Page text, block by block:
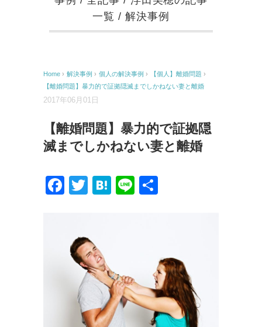
一覧 / 解決事例
Home › 解決事例 › 個人の解決事例 › 【個人】離婚問題 ›
【離婚問題】暴力的で証拠隠滅までしかねない妻と離婚
2017年06月01日
【離婚問題】暴力的で証拠隠
滅までしかねない妻と離婚
Facebook
Twitter
Hatena
Line